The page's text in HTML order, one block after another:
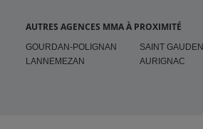
AUTRES AGENCES MMA À PROXIMITÉ
GOURDAN-POLIGNAN
SAINT
LANNEMEZAN
AURIGNAC